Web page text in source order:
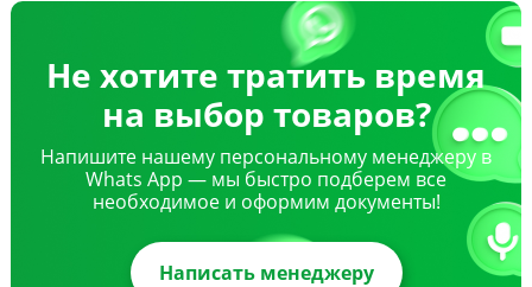
Не хотите тратить время
на выбор товаров?
Напишите нашему персональному менеджеру в
Whats App — мы быстро подберем все
необходимое и оформим документы!
Написать менеджеру